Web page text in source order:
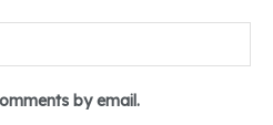
by email.